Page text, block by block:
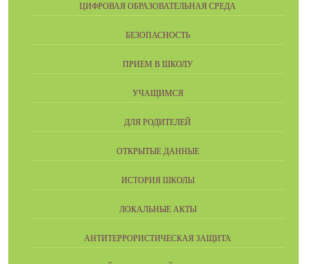
ЦИФРОВАЯ ОБРАЗОВАТЕЛЬНАЯ СРЕДА
БЕЗОПАСНОСТЬ
ПРИЕМ В ШКОЛУ
УЧАЩИМСЯ
ДЛЯ РОДИТЕЛЕЙ
ОТКРЫТЫЕ ДАННЫЕ
ИСТОРИЯ ШКОЛЫ
ЛОКАЛЬНЫЕ АКТЫ
АНТИТЕРРОРИСТИЧЕСКАЯ ЗАЩИТА